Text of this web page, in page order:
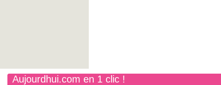
Aujourdhui.com en 1 clic !